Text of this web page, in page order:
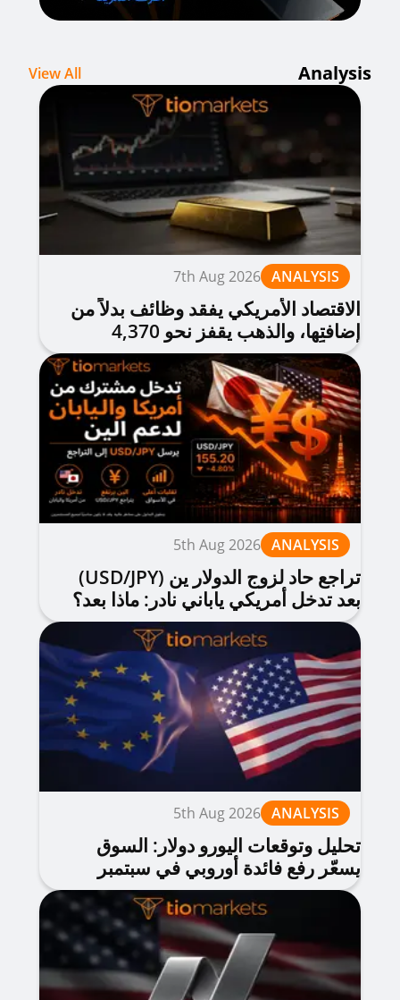
Analysis
View All
ANALYSIS
7th Aug 2026
الاقتصاد الأمريكي يفقد وظائف بدلاً من
إضافتها، والذهب يقفز نحو 4,370
دولاراً
ANALYSIS
5th Aug 2026
تراجع حاد لزوج الدولار ين (USD/JPY)
بعد تدخل أمريكي ياباني نادر: ماذا بعد؟
ANALYSIS
5th Aug 2026
تحليل وتوقعات اليورو دولار: السوق
يسعّر رفع فائدة أوروبي في سبتمبر